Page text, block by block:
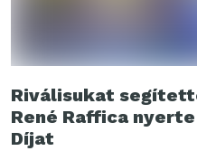
Riválisukat
René Raffica nyerte
Díjat